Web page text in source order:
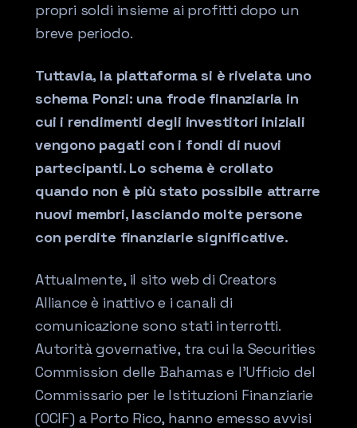
propri soldi insieme ai profitti dopo un
breve periodo.
Tuttavia, la piattaforma si è rivelata uno
schema Ponzi: una frode finanziaria in
cui i rendimenti degli investitori iniziali
vengono pagati con i fondi di nuovi
partecipanti. Lo schema è crollato
quando non è più stato possibile attrarre
nuovi membri, lasciando molte persone
con perdite finanziarie significative.
Attualmente, il sito web di Creators
Alliance è inattivo e i canali di
comunicazione sono stati interrotti.
Autorità governative, tra cui la Securities
Commission delle Bahamas e l'Ufficio del
Commissario per le Istituzioni Finanziarie
(OCIF) a Porto Rico, hanno emesso avvisi